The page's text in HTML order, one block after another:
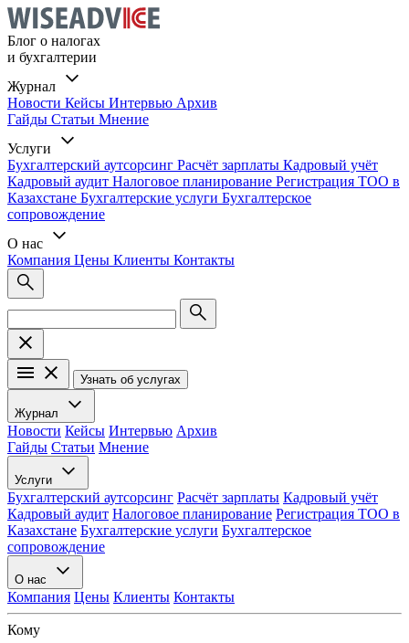
Блог о налогах
и бухгалтерии
Журнал
Новости Кейсы Интервью Архив
Гайды Статьи Мнение
Услуги
Бухгалтерский аутсорсинг Расчёт зарплаты Кадровый учёт
Кадровый аудит Налоговое планирование Регистрация ТОО в
Казахстане Бухгалтерские услуги Бухгалтерское
сопровождение
О нас
Компания Цены Клиенты Контакты
Узнать об услугах
Журнал
Новости Кейсы Интервью Архив
Гайды Статьи Мнение
Услуги
Бухгалтерский аутсорсинг Расчёт зарплаты Кадровый учёт
Кадровый аудит Налоговое планирование Регистрация ТОО в
Казахстане Бухгалтерские услуги Бухгалтерское
сопровождение
О нас
Компания Цены Клиенты Контакты
Кому